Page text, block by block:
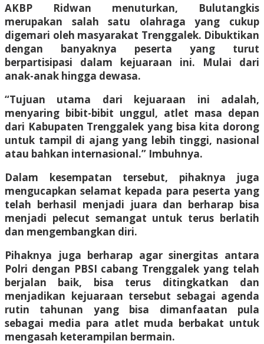
AKBP Ridwan menuturkan, Bulutangkis
merupakan salah satu olahraga yang cukup
digemari oleh masyarakat Trenggalek. Dibuktikan
dengan banyaknya peserta yang turut
berpartisipasi dalam kejuaraan ini. Mulai dari
anak-anak hingga dewasa.
“Tujuan utama dari kejuaraan ini adalah,
menyaring bibit-bibit unggul, atlet masa depan
dari Kabupaten Trenggalek yang bisa kita dorong
untuk tampil di ajang yang lebih tinggi, nasional
atau bahkan internasional.” Imbuhnya.
Dalam kesempatan tersebut, pihaknya juga
mengucapkan selamat kepada para peserta yang
telah berhasil menjadi juara dan berharap bisa
menjadi pelecut semangat untuk terus berlatih
dan mengembangkan diri.
Pihaknya juga berharap agar sinergitas antara
Polri dengan PBSI cabang Trenggalek yang telah
berjalan baik, bisa terus ditingkatkan dan
menjadikan kejuaraan tersebut sebagai agenda
rutin tahunan yang bisa dimanfaatan pula
sebagai media para atlet muda berbakat untuk
mengasah keterampilan bermain.